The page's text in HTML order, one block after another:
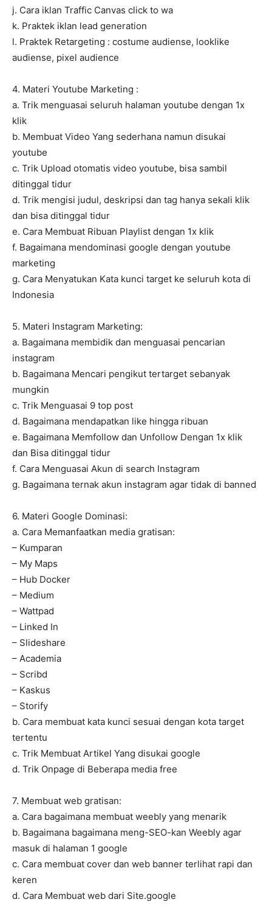
j. Cara iklan Traffic Canvas click to wa
k. Praktek iklan lead generation
l. Praktek Retargeting : costume audiense, looklike
audiense, pixel audience
4. Materi Youtube Marketing :
a. Trik menguasai seluruh halaman youtube dengan 1x
klik
b. Membuat Video Yang sederhana namun disukai
youtube
c. Trik Upload otomatis video youtube, bisa sambil
ditinggal tidur
d. Trik mengisi judul, deskripsi dan tag hanya sekali klik
dan bisa ditinggal tidur
e. Cara Membuat Ribuan Playlist dengan 1x klik
f. Bagaimana mendominasi google dengan youtube
marketing
g. Cara Menyatukan Kata kunci target ke seluruh kota di
Indonesia
5. Materi Instagram Marketing:
a. Bagaimana membidik dan menguasai pencarian
instagram
b. Bagaimana Mencari pengikut tertarget sebanyak
mungkin
c. Trik Menguasai 9 top post
d. Bagaimana mendapatkan like hingga ribuan
e. Bagaimana Memfollow dan Unfollow Dengan 1x klik
dan Bisa ditinggal tidur
f. Cara Menguasai Akun di search Instagram
g. Bagaimana ternak akun instagram agar tidak di banned
6. Materi Google Dominasi:
a. Cara Memanfaatkan media gratisan:
– Kumparan
– My Maps
– Hub Docker
– Medium
– Wattpad
– Linked In
– Slideshare
– Academia
– Scribd
– Kaskus
– Storify
b. Cara membuat kata kunci sesuai dengan kota target
tertentu
c. Trik Membuat Artikel Yang disukai google
d. Trik Onpage di Beberapa media free
7. Membuat web gratisan:
a. Cara bagaimana membuat weebly yang menarik
b. Bagaimana bagaimana meng-SEO-kan Weebly agar
masuk di halaman 1 google
c. Cara membuat cover dan web banner terlihat rapi dan
keren
d. Cara Membuat web dari Site.google